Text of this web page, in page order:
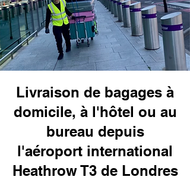
Livraison de bagages à
domicile, à l'hôtel ou au
bureau depuis
l'aéroport international
Heathrow T3 de Londres